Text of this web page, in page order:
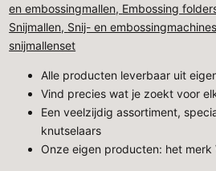
en embossingmallen, Embossing
Snijmallen, Snij- en
snijmallenset
Alle producten leverbaar uit
Vind precies wat je zoekt voor
Een veelzijdig assortiment,
knutselaars
Onze eigen producten: het merk